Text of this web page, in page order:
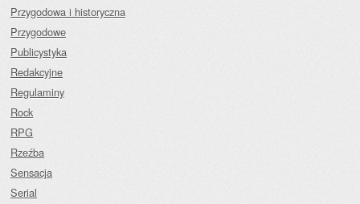
Przygodowa i historyczna
Przygodowe
Publicystyka
Redakcyjne
Regulaminy
Rock
RPG
Rzeźba
Sensacja
Serial